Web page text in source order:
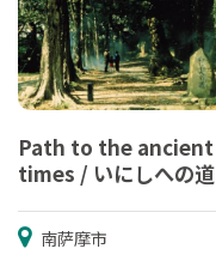
Path to the ancient
times / いにしへの道
南萨摩市